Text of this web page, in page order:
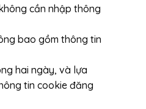
cần nhập thông
bao gồm thông tin
hai ngày, và lựa
tin cookie đăng